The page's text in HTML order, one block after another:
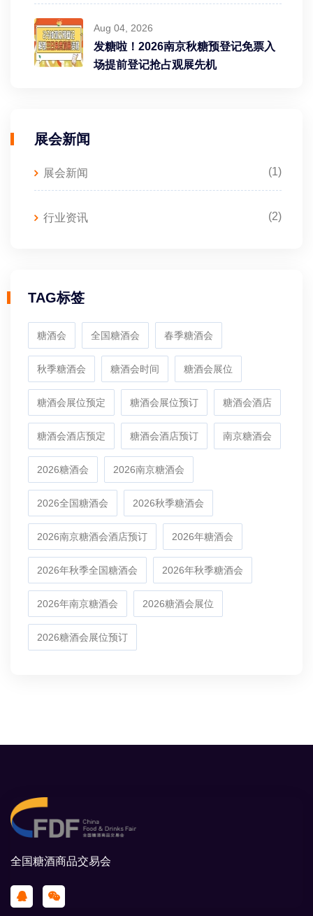
Aug 04, 2026
发糖啦！2026南京秋糖预登记免票入
场提前登记抢占观展先机
展会新闻
展会新闻 (1)
行业资讯 (2)
TAG标签
糖酒会 全国糖酒会 春季糖酒会
秋季糖酒会 糖酒会时间 糖酒会展位
糖酒会展位预定 糖酒会展位预订 糖酒会酒店
糖酒会酒店预定 糖酒会酒店预订 南京糖酒会
2026糖酒会 2026南京糖酒会
2026全国糖酒会 2026秋季糖酒会
2026南京糖酒会酒店预订 2026年糖酒会
2026年秋季全国糖酒会 2026年秋季糖酒会
2026年南京糖酒会 2026糖酒会展位
2026糖酒会展位预订
全国糖酒商品交易会